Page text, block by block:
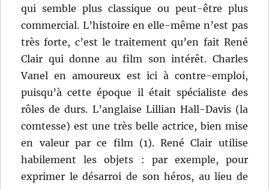
qui semble plus classique ou peut-être plus
commercial. L’histoire en elle-même n’est pas
très forte, c’est le traitement qu’en fait René
Clair qui donne au film son intérêt. Charles
Vanel en amoureux est ici à contre-emploi,
puisqu’à cette époque il était spécialiste des
rôles de durs. L’anglaise Lillian Hall-Davis (la
comtesse) est une très belle actrice, bien mise
en valeur par ce film (1). René Clair utilise
habilement les objets : par exemple, pour
exprimer le désarroi de son héros, au lieu de